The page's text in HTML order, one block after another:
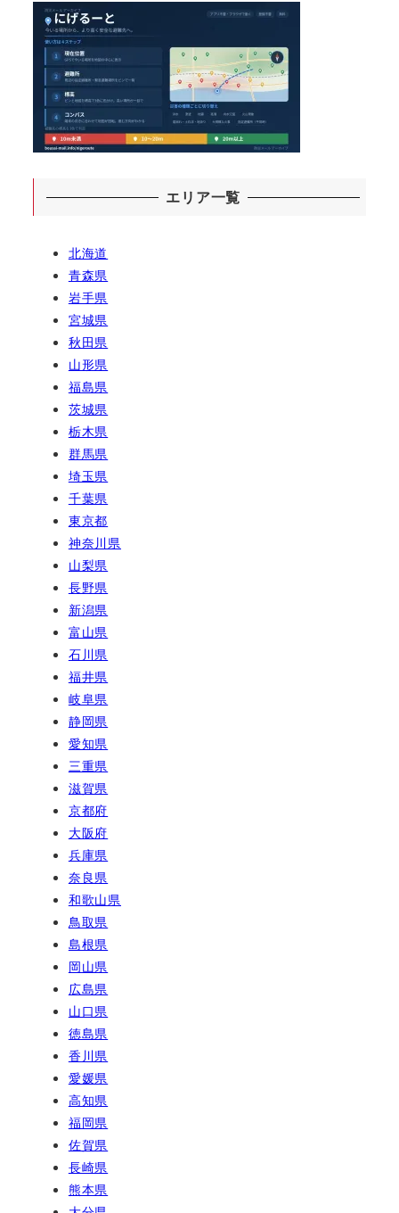
エリア一覧
北海道
青森県
岩手県
宮城県
秋田県
山形県
福島県
茨城県
栃木県
群馬県
埼玉県
千葉県
東京都
神奈川県
山梨県
長野県
新潟県
富山県
石川県
福井県
岐阜県
静岡県
愛知県
三重県
滋賀県
京都府
大阪府
兵庫県
奈良県
和歌山県
鳥取県
島根県
岡山県
広島県
山口県
徳島県
香川県
愛媛県
高知県
福岡県
佐賀県
長崎県
熊本県